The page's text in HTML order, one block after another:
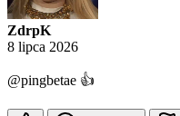
ZdrpK
8 lipca 2026
@pingbetae 👍